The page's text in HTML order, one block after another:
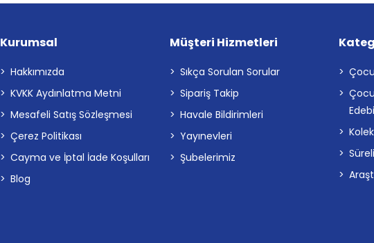
Kurumsal
Hakkımızda
KVKK Aydınlatma Metni
Mesafeli Satış Sözleşmesi
Çerez Politikası
Cayma ve İptal İade Koşulları
Blog
Müşteri Hizmetleri
Sıkça Sorulan Sorular
Sipariş Takip
Havale Bildirimleri
Yayınevleri
Şubelerimiz